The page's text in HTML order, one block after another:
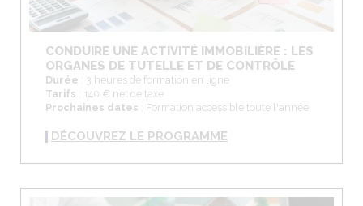
CONDUIRE UNE ACTIVITÉ IMMOBILIÈRE : LES
ORGANES DE TUTELLE ET DE CONTRÔLE
Durée : 3 heures de formation en ligne
Tarifs : 140 € net de taxe
Prochaines dates : Formation accessible toute l'année
DÉCOUVREZ LE PROGRAMME